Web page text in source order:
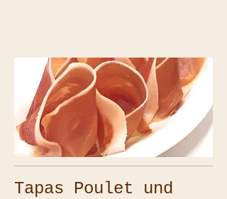
Tapas Poulet und